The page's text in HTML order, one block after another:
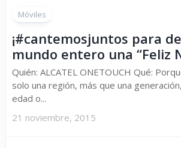
Móviles
¡#cantemosjuntos para
mundo entero una “Feliz
Quién: ALCATEL ONETOUCH Qué:
solo una región, más que una
edad o...
21 noviembre, 2015